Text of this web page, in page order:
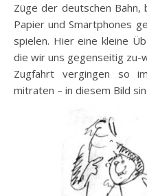
Züge der deutschen
Papier und Smartphones
spielen. Hier eine kleine
die wir uns gegenseitig zu-
Zugfahrt vergingen so
mitraten – in diesem Bild